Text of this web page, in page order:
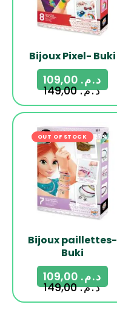
Bijoux Pixel- Buki
د.م.149,00
د.م.
OUT OF STOCK -27%
Bijoux paillettes-
Buki
د.م.149,00
د.م.